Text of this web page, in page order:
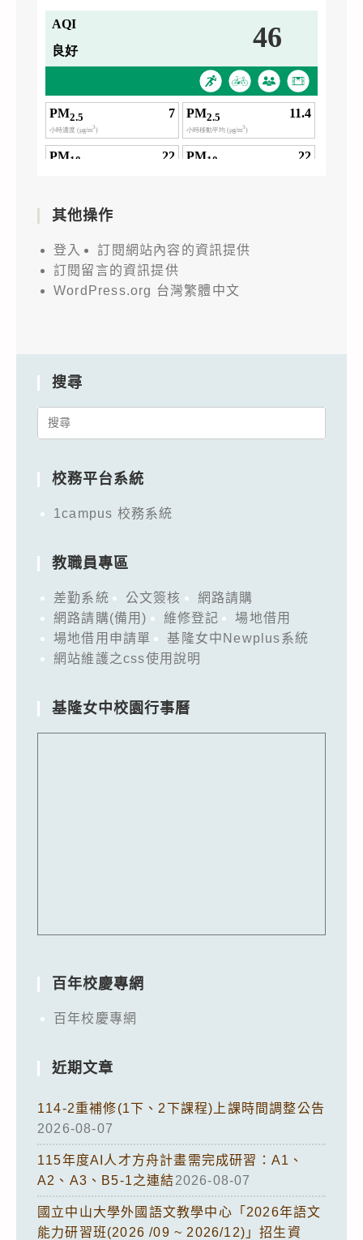
其他操作
登入
訂閱網站內容的資訊提供
訂閱留言的資訊提供
WordPress.org 台灣繁體中文
搜尋
Search
校務平台系統
1campus 校務系統
教職員專區
差勤系統 公文簽核
網路請購
網路請購(備用)
維修登記
場地借用
場地借用申請單
基隆女中Newplus系統
網站維護之css使用說明
基隆女中校園行事曆
百年校慶專網
百年校慶專網
近期文章
114-2重補修(1下、2下課程)上課時間調整公告
2026-08-07
115年度AI人才方舟計畫需完成研習：A1、
A2、A3、B5-1之連結2026-08-07
國立中山大學外國語文教學中心「2026年語文
能力研習班(2026 /09 ~ 2026/12)」招生資